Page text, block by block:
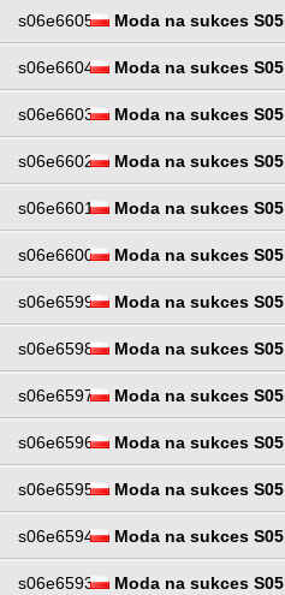
s06e6605 Moda na sukces S05
s06e6604 Moda na sukces S05
s06e6603 Moda na sukces S05
s06e6602 Moda na sukces S05
s06e6601 Moda na sukces S05
s06e6600 Moda na sukces S05
s06e6599 Moda na sukces S05
s06e6598 Moda na sukces S05
s06e6597 Moda na sukces S05
s06e6596 Moda na sukces S05
s06e6595 Moda na sukces S05
s06e6594 Moda na sukces S05
s06e6593 Moda na sukces S05